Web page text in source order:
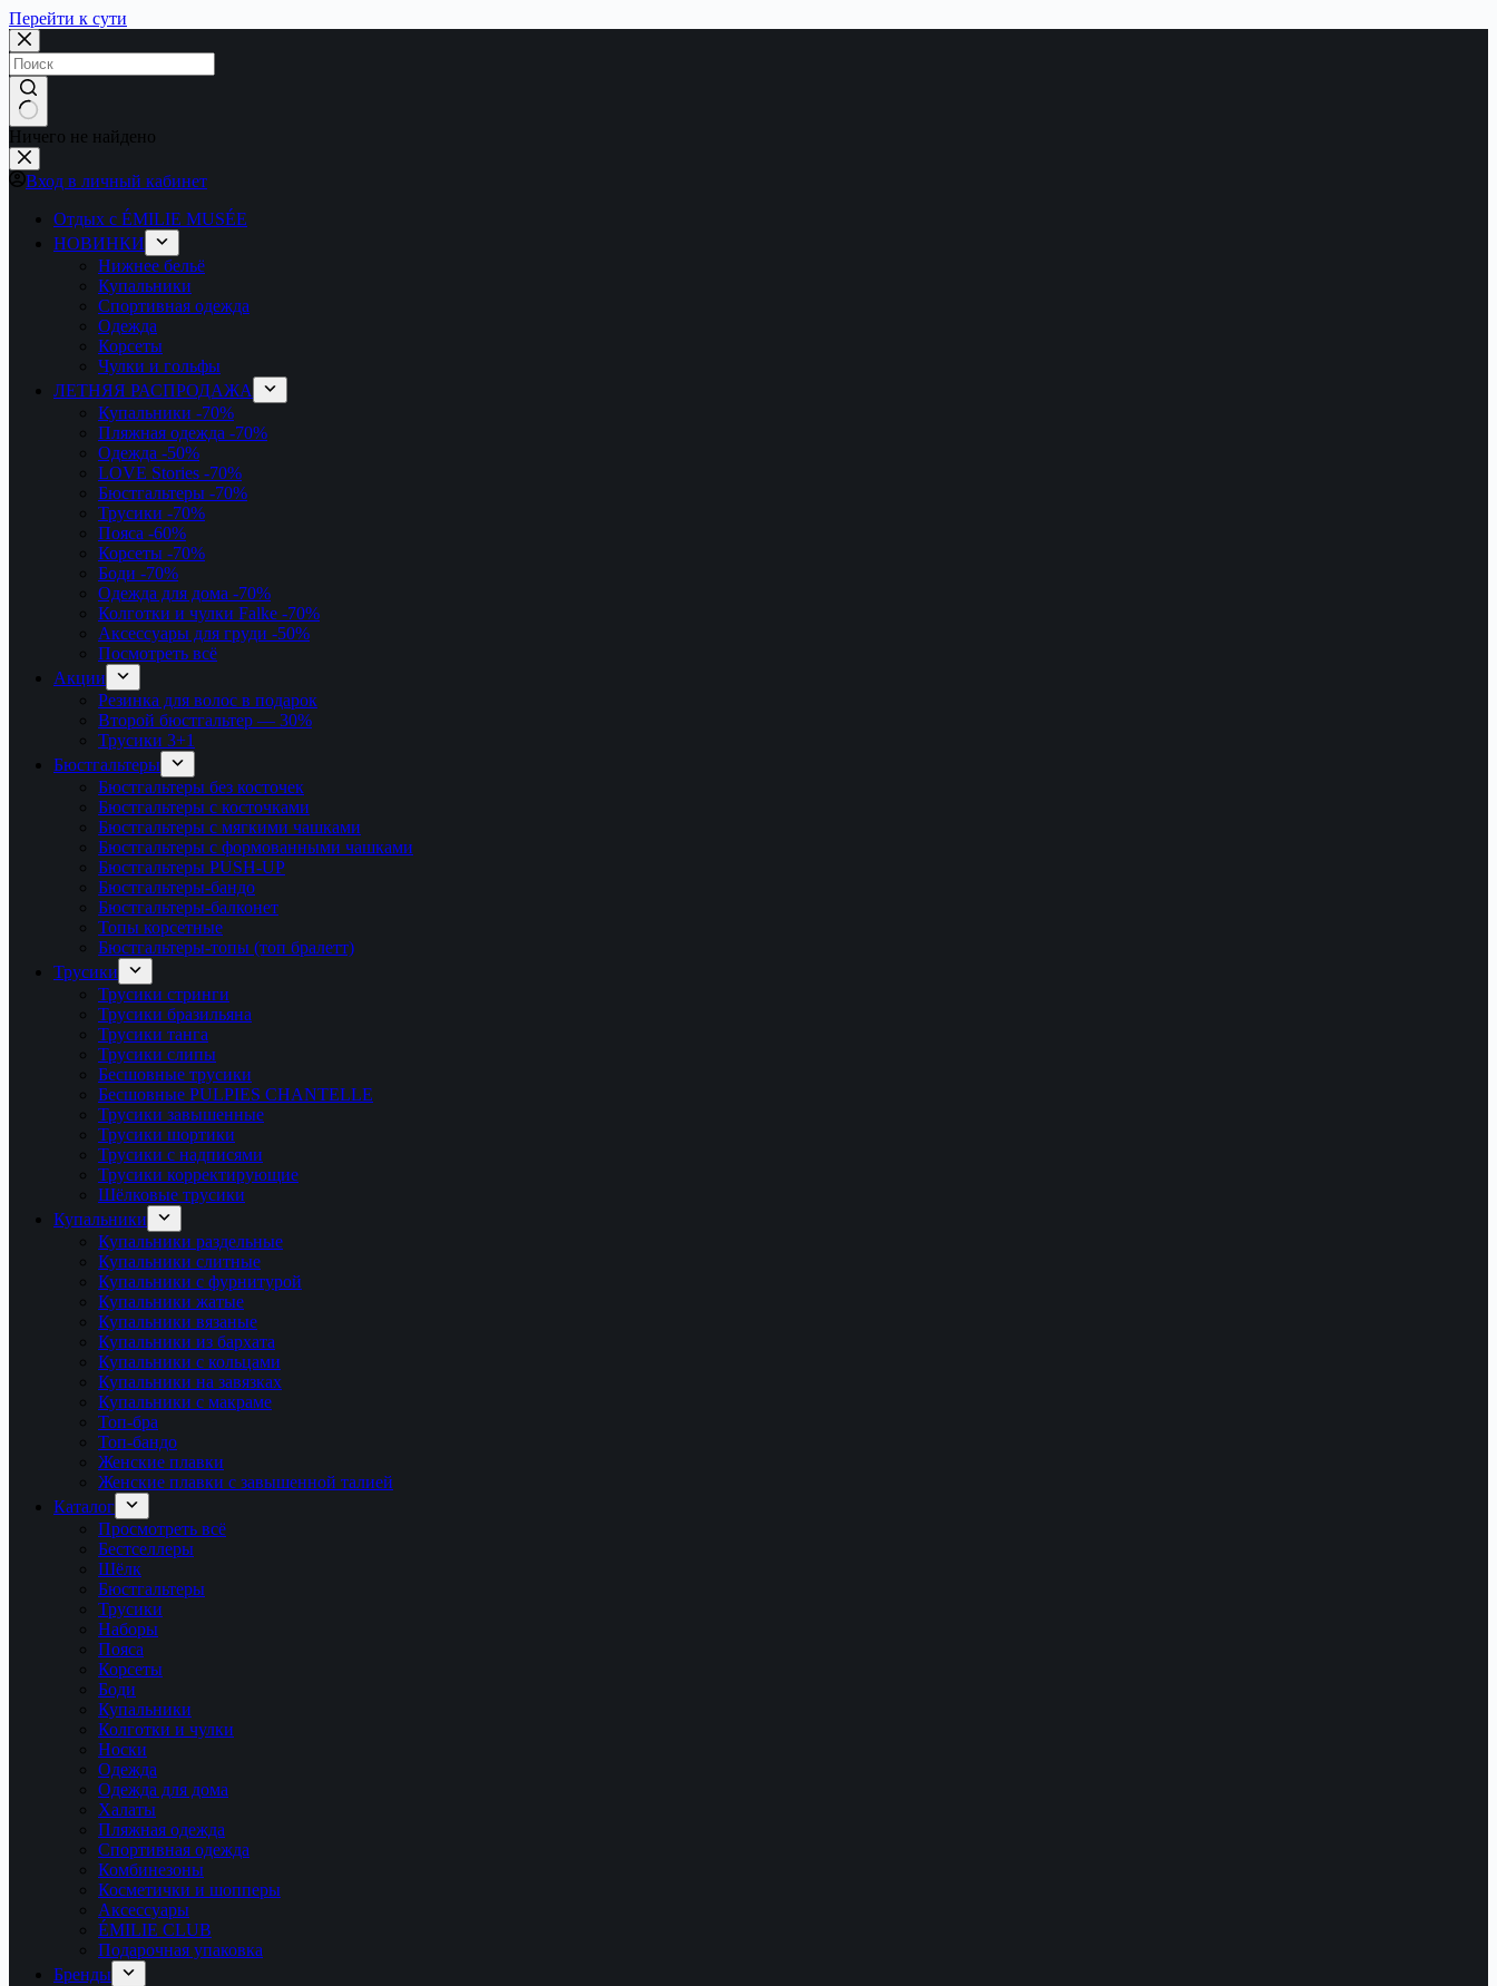
Перейти к сути
Ничего не найдено
Вход в личный кабинет
Отдых с ÉMILIE MUSÉE
НОВИНКИ
Нижнее бельё
Купальники
Спортивная одежда
Одежда
Корсеты
Чулки и гольфы
ЛЕТНЯЯ РАСПРОДАЖА
Купальники -70%
Пляжная одежда -70%
Одежда -50%
LOVE Stories -70%
Бюстгальтеры -70%
Трусики -70%
Пояса -60%
Корсеты -70%
Боди -70%
Одежда для дома -70%
Колготки и чулки Falke -70%
Аксессуары для груди -50%
Посмотреть всё
Акции
Резинка для волос в подарок
Второй бюстгальтер — 30%
Трусики 3+1
Бюстгальтеры
Бюстгальтеры без косточек
Бюстгальтеры с косточками
Бюстгальтеры с мягкими чашками
Бюстгальтеры с формованными чашками
Бюстгальтеры PUSH-UP
Бюстгальтеры-бандо
Бюстгальтеры-балконет
Топы корсетные
Бюстгальтеры-топы (топ бралетт)
Трусики
Трусики стринги
Трусики бразильяна
Трусики танга
Трусики слипы
Бесшовные трусики
Бесшовные PULPIES CHANTELLE
Трусики завышенные
Трусики шортики
Трусики с надписями
Трусики корректирующие
Шёлковые трусики
Купальники
Купальники раздельные
Купальники слитные
Купальники с фурнитурой
Купальники жатые
Купальники вязаные
Купальники из бархата
Купальники с кольцами
Купальники на завязках
Купальники с макраме
Топ-бра
Топ-бандо
Женские плавки
Женские плавки с завышенной талией
Каталог
Просмотреть всё
Бестселлеры
Шёлк
Бюстгальтеры
Трусики
Наборы
Пояса
Корсеты
Боди
Купальники
Колготки и чулки
Носки
Одежда
Одежда для дома
Халаты
Пляжная одежда
Спортивная одежда
Комбинезоны
Косметички и шопперы
Аксессуары
ÉMILIE CLUB
Подарочная упаковка
Бренды